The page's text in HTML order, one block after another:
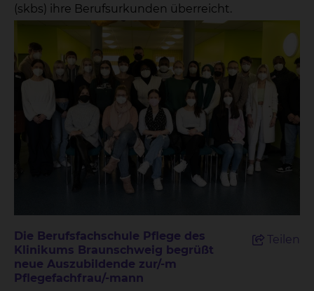
(skbs) ihre Berufsurkunden überreicht.
Die Berufsfachschule Pflege des
Klinikums Braunschweig begrüßt
neue Auszubildende zur/-m
Pflegefachfrau/-mann
Teilen